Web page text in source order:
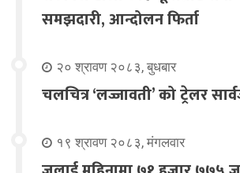
समझदारी, आन्दोलन फिर्ता
२० श्रावण २०८३, बुधबार
चलचित्र ‘लज्जावती’ को ट्रेलर
१९ श्रावण २०८३, मंगलवार